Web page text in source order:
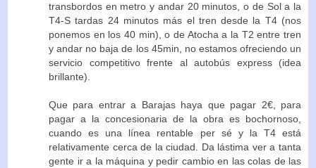
transbordos en metro y andar 20 minutos, o de Sol a la
T4-S tardas 24 minutos más el tren desde la T4 (nos
ponemos en los 40 min), o de Atocha a la T2 entre tren
y andar no baja de los 45min, no estamos ofreciendo un
servicio competitivo frente al autobús express (idea
brillante).
Que para entrar a Barajas haya que pagar 2€, para
pagar a la concesionaria de la obra es bochornoso,
cuando es una línea rentable per sé y la T4 está
relativamente cerca de la ciudad. Da lástima ver a tanta
gente ir a la máquina y pedir cambio en las colas de las